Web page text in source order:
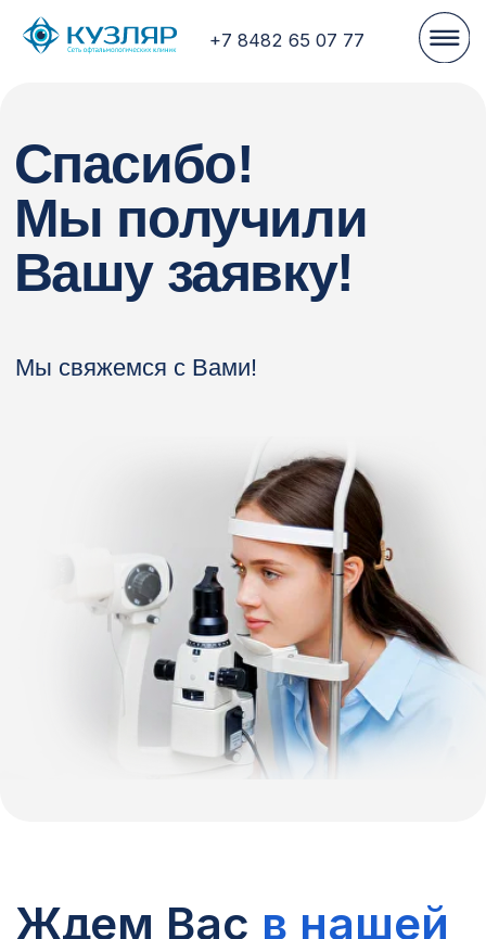
+7 8482 65 07 77
Мы получили
Вашу заявку!
Мы свяжемся с Вами!
Ждем Васв нашей
клинике в Тольятти!
г. Тольятти, ул. 70 лет Октября, д. 31а